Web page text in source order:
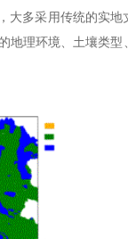
多采用传统的实地
地理环境、土壤类